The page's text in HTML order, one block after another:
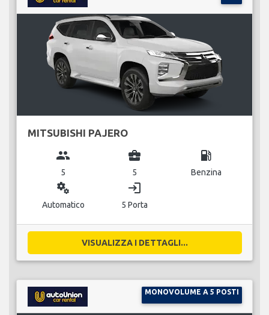
MITSUBISHI PAJERO
group
5
business_center
5
local_gas_station
Benzina
miscellaneous_services
Automatico
login
5 Porta
VISUALIZZA I DETTAGLI...
MONOVOLUME A 5 POSTI